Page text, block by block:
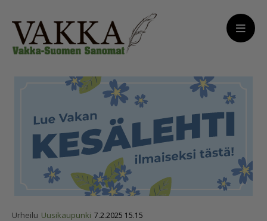
Urheilu Uusikaupunki 7.2.2025 15.15